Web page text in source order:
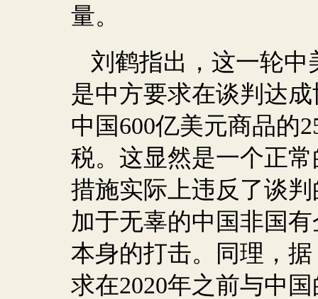
量。
刘鹤指出，这一轮
是中方要求在谈判达
中国600亿美元商品的
税。这显然是一个正
措施实际上违反了谈
加于无辜的中国非国
本身的打击。同理，
求在2020年之前与中